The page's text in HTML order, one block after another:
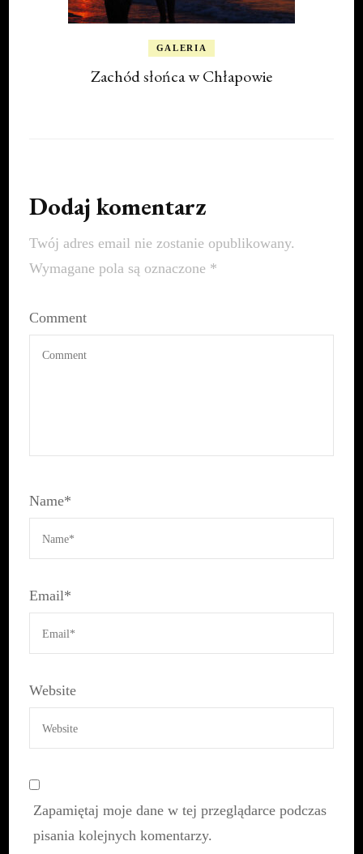
GALERIA
Zachód słońca w Chłapowie
Dodaj komentarz
Twój adres email nie zostanie opublikowany.
Wymagane pola są oznaczone *
Comment
Name*
Email*
Website
Zapamiętaj moje dane w tej przeglądarce podczas
pisania kolejnych komentarzy.